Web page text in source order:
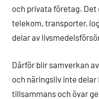
och privata företag.
telekom, transporter,
delar av
Därför blir samverkan
och näringsliv inte
tillsammans och övar